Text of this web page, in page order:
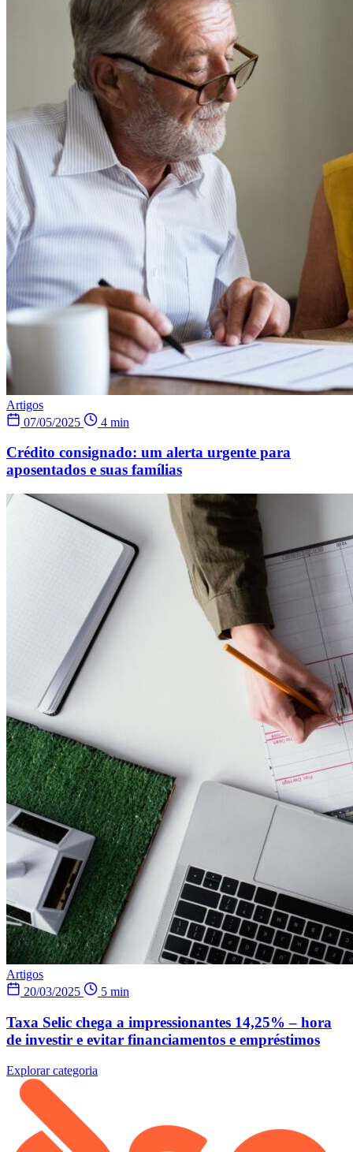
Artigos
07/05/2025
4 min
Crédito consignado: um alerta urgente para
aposentados e suas famílias
Artigos
20/03/2025
5 min
Taxa Selic chega a impressionantes 14,25% – hora
de investir e evitar financiamentos e empréstimos
Explorar categoria